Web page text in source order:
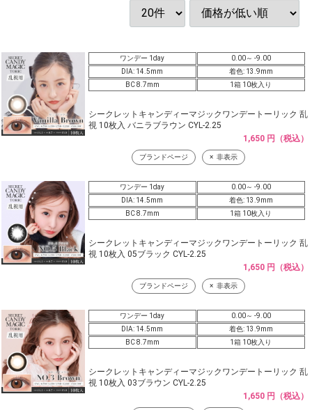
ワンデー 1day
0.00～ -9.00
DIA: 14.5mm
着色: 13.9mm
BC 8.7mm
1箱 10枚入り
シークレットキャンディーマジックワンデートーリック 乱
視 10枚入 バニラブラウン CYL-2.25
1,650 円（税込）
ブランドページ 非表示
ワンデー 1day
0.00～ -9.00
DIA: 14.5mm
着色: 13.9mm
BC 8.7mm
1箱 10枚入り
シークレットキャンディーマジックワンデートーリック 乱
視 10枚入 05ブラック CYL-2.25
1,650 円（税込）
ブランドページ 非表示
ワンデー 1day
0.00～ -9.00
DIA: 14.5mm
着色: 13.9mm
BC 8.7mm
1箱 10枚入り
シークレットキャンディーマジックワンデートーリック 乱
視 10枚入 03ブラウン CYL-2.25
1,650 円（税込）